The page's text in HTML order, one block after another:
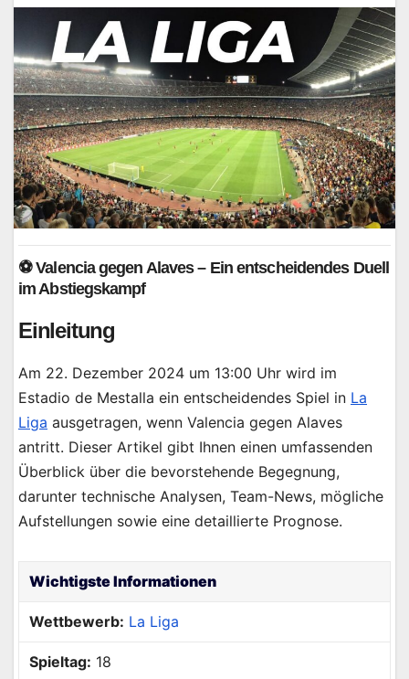
⚽ Valencia gegen Alaves – Ein entscheidendes Duell
im Abstiegskampf
Einleitung
Am 22. Dezember 2024 um 13:00 Uhr wird im
Estadio de Mestalla ein entscheidendes Spiel in La
Liga ausgetragen, wenn Valencia gegen Alaves
antritt. Dieser Artikel gibt Ihnen einen umfassenden
Überblick über die bevorstehende Begegnung,
darunter technische Analysen, Team-News, mögliche
Aufstellungen sowie eine detaillierte Prognose.
Wichtigste Informationen
Wettbewerb: La Liga
Spieltag: 18